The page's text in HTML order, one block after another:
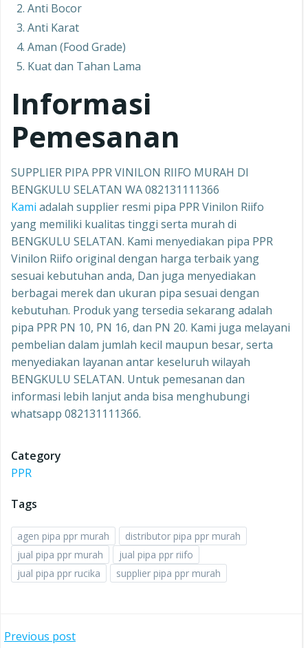
Anti Bocor
Anti Karat
Aman (Food Grade)
Kuat dan Tahan Lama
Informasi
Pemesanan
SUPPLIER PIPA PPR VINILON RIIFO MURAH DI
BENGKULU SELATAN WA 082131111366
Kami adalah supplier resmi pipa PPR Vinilon Riifo
yang memiliki kualitas tinggi serta murah di
BENGKULU SELATAN. Kami menyediakan pipa PPR
Vinilon Riifo original dengan harga terbaik yang
sesuai kebutuhan anda, Dan juga menyediakan
berbagai merek dan ukuran pipa sesuai dengan
kebutuhan. Produk yang tersedia sekarang adalah
pipa PPR PN 10, PN 16, dan PN 20. Kami juga melayani
pembelian dalam jumlah kecil maupun besar, serta
menyediakan layanan antar keseluruh wilayah
BENGKULU SELATAN. Untuk pemesanan dan
informasi lebih lanjut anda bisa menghubungi
whatsapp 082131111366.
Category
PPR
Tags
agen pipa ppr murah
distributor pipa ppr murah
jual pipa ppr murah
jual pipa ppr riifo
jual pipa ppr rucika
supplier pipa ppr murah
Previous post